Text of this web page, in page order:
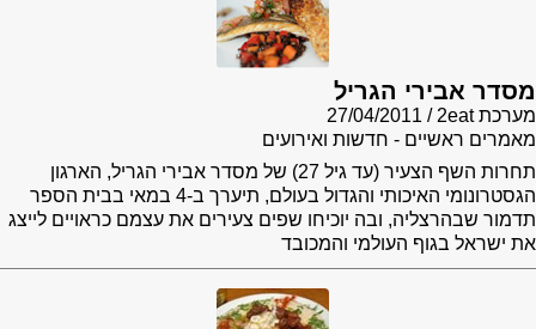
מסדר אבירי הגריל
מערכת 2eat
27/04/2011
מאמרים ראשיים - חדשות ואירועים
תחרות השף הצעיר (עד גיל 27) של מסדר אבירי הגריל, הארגון
הגסטרונומי האיכותי והגדול בעולם, תיערך ב-4 במאי בבית הספר
תדמור שבהרצליה, ובה יוכיחו שפים צעירים את עצמם כראויים לייצג
את ישראל בגוף העולמי והמכובד